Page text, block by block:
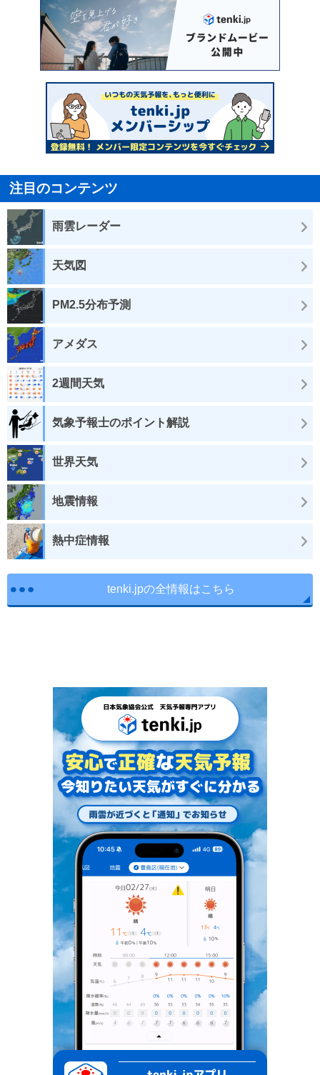
注目のコンテンツ
雨雲レーダー
天気図
PM2.5分布予測
アメダス
2週間天気
気象予報士のポイント解説
世界天気
地震情報
熱中症情報
tenki.jpの全情報はこちら